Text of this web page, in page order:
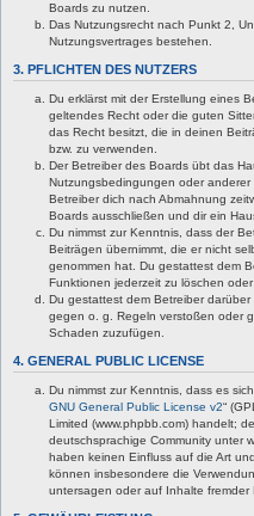
Boards zu nutzen.
Das Nutzungsrecht nach Punkt 2,
Nutzungsvertrages bestehen.
3. PFLICHTEN DES NUTZERS
Du erklärst mit der Erstellung eines
geltendes Recht oder die guten
das Recht besitzt, die in deinen
bzw. zu verwenden.
Der Betreiber des Boards übt das
Nutzungsbedingungen oder
Betreiber dich nach Abmahnung
Boards ausschließen und dir ein
Du nimmst zur Kenntnis, dass der
Beiträgen übernimmt, die er nicht
genommen hat. Du gestattest dem
Funktionen jederzeit zu löschen oder
Du gestattest dem Betreiber
gegen o. g. Regeln verstoßen oder
Schaden zuzufügen.
4. GENERAL PUBLIC LICENSE
Du nimmst zur Kenntnis, dass es
GNU General Public License v2“
Limited (www.phpbb.com) handelt;
deutschsprachige Community unter
haben keinen Einfluss auf die Art
können insbesondere die
untersagen oder auf Inhalte fremder